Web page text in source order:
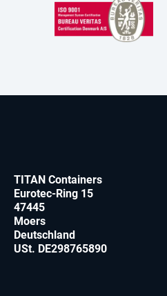
TITAN Containers
Eurotec-Ring 15
47445
Moers
Deutschland
USt. DE298765890